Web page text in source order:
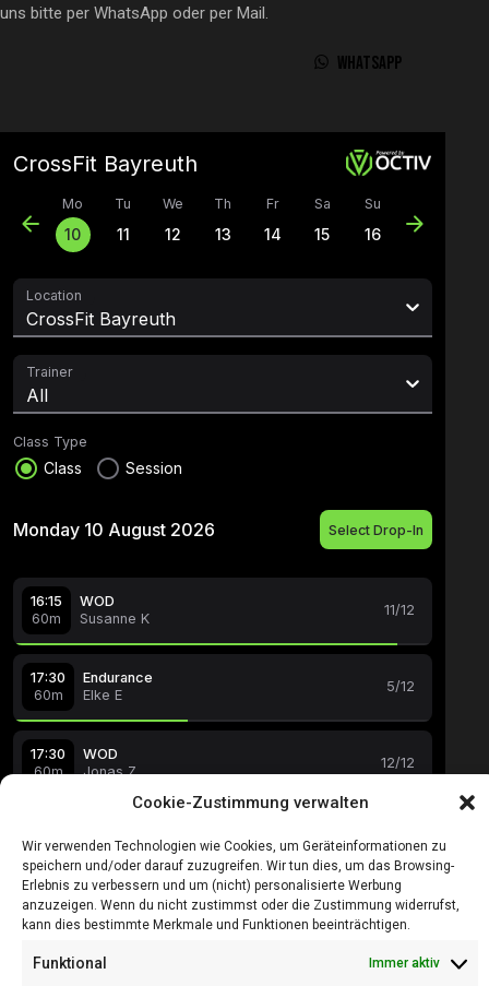
Cookie-Zustimmung verwalten
Wir verwenden Technologien wie Cookies, um Geräteinformationen zu
speichern und/oder darauf zuzugreifen. Wir tun dies, um das Browsing-
Erlebnis zu verbessern und um (nicht) personalisierte Werbung
anzuzeigen. Wenn du nicht zustimmst oder die Zustimmung widerrufst,
kann dies bestimmte Merkmale und Funktionen beeinträchtigen.
Funktional Immer aktiv
uns bitte per WhatsApp oder per Mail.
WHATSAPP